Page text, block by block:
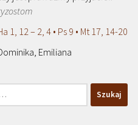
1, 12 – 2, 4 • Ps 9 • Mt 17, 14-20
Emiliana